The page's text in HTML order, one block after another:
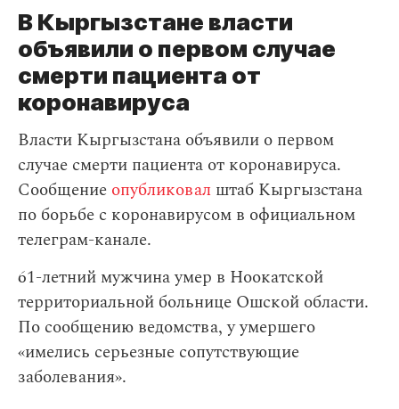
В Кыргызстане власти
объявили о первом случае
смерти пациента от
коронавируса
Власти Кыргызстана объявили о первом
случае смерти пациента от коронавируса.
Сообщение опубликовал штаб Кыргызстана
по борьбе с коронавирусом в официальном
телеграм-канале.
61-летний мужчина умер в Ноокатской
территориальной больнице Ошской области.
По сообщению ведомства, у умершего
«имелись серьезные сопутствующие
заболевания».